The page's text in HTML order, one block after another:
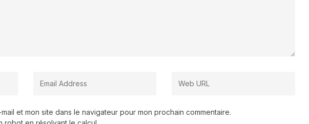
et mon site dans le navigateur pour mon prochain commentaire.